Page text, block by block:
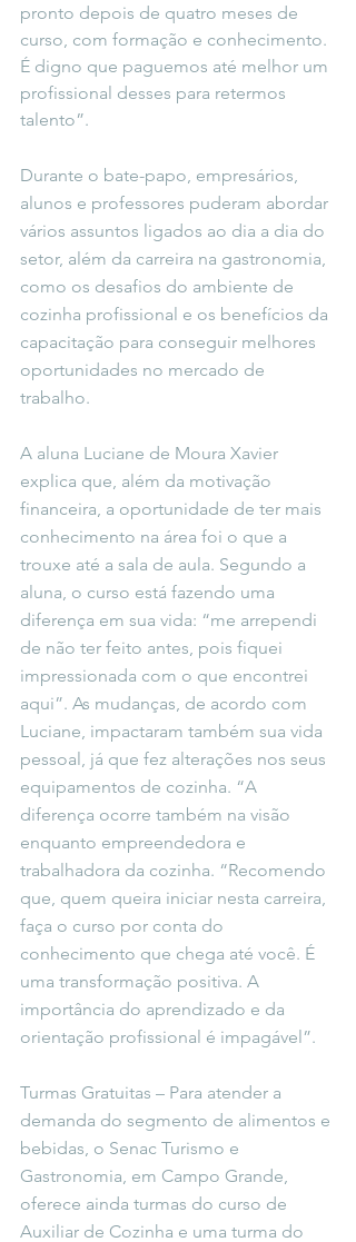
pronto depois de quatro meses de
curso, com formação e conhecimento.
É digno que paguemos até melhor um
profissional desses para retermos
talento”.
Durante o bate-papo, empresários,
alunos e professores puderam abordar
vários assuntos ligados ao dia a dia do
setor, além da carreira na gastronomia,
como os desafios do ambiente de
cozinha profissional e os benefícios da
capacitação para conseguir melhores
oportunidades no mercado de
trabalho.
A aluna Luciane de Moura Xavier
explica que, além da motivação
financeira, a oportunidade de ter mais
conhecimento na área foi o que a
trouxe até a sala de aula. Segundo a
aluna, o curso está fazendo uma
diferença em sua vida: “me arrependi
de não ter feito antes, pois fiquei
impressionada com o que encontrei
aqui”. As mudanças, de acordo com
Luciane, impactaram também sua vida
pessoal, já que fez alterações nos seus
equipamentos de cozinha. “A
diferença ocorre também na visão
enquanto empreendedora e
trabalhadora da cozinha. “Recomendo
que, quem queira iniciar nesta carreira,
faça o curso por conta do
conhecimento que chega até você. É
uma transformação positiva. A
importância do aprendizado e da
orientação profissional é impagável”.
Turmas Gratuitas – Para atender a
demanda do segmento de alimentos e
bebidas, o Senac Turismo e
Gastronomia, em Campo Grande,
oferece ainda turmas do curso de
Auxiliar de Cozinha e uma turma do